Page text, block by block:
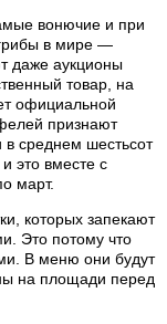
вонючие и при
в мире —
даже аукционы
товар, на
официальной
признают
в среднем шестьсот
это вместе с
март.
которых запекают
Это потому что
В меню они будут
на площади перед